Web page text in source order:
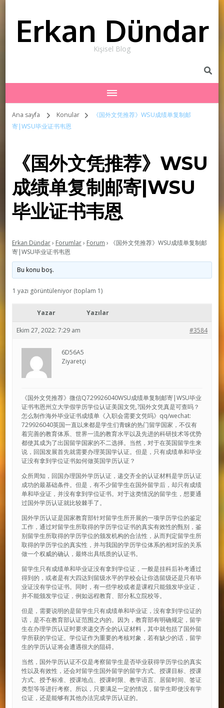
Erkan Dündar
Kişisel Blog
Ana sayfa Konular
《国外文凭推荐》WSU成绩单复制邮
寄|WSU毕业证书韦恩
《国外文凭推荐》WSU
成绩单复制邮寄|WSU
毕业证书韦恩
Erkan Dündar› Forumlar› Forum ›
《国外文凭推荐》WSU成绩单复制邮
寄|WSU毕业证书韦恩
Bu konu boş.
1 yazı görüntüleniyor (toplam 1)
Yazar Yazılar
Ekim 27, 2022: 7:29 am #3584
6D56A5
Ziyaretçi
《国外文凭推荐》微信Q729926040WSU成绩单复制邮寄|WSU毕业
证书韦恩州立大学假学历学位认证美国文凭,?国外文凭真是可查吗？
怎么制作海外毕业证书成绩单《入职会需要文凭吗》qq/wechat:
729926040英国一直以来都是学生们青睐的热门留学国家，不仅有
着完善的教育体系、世界一流的教育水平以及先进的科研技术等优势
都使其成为了出国留学国家的不二选择。当然，对于在英国留学生来
说，回国发展首先就需要办理英国学认证。但是，只有成绩单和毕业
证没有拿到学位证书如何做英国学历认证？
众所周知，回国办理国外学历认证，递交齐全的认证材料是学历认证
成功的最基础条件。但是，有不少留学生在国外留学后，却只有成绩
单和毕业证，并没有拿到学位证书。对于这类情况的留学生，想要通
过国外学历认证就比较棘手了。
国外学历认证是国家教育部针对留学生所开展的一项学历学位的鉴定
工作，通过对留学生所取得的学历学位证书的真实有效性的甄别，鉴
别留学生所取得的学历学位的颁发机构的合法性，从而判定留学生所
取得的学历学位的真实性，并与我国的学历学位体系的相对应的关系
做一个权威的确认，最终出具纸质的认证书。
留学生只有成绩单和毕业证没有拿到学位证，一般是挂科后补考通过
得到的，或者是有大四达到留级水平的学校会让你选留级还是只有毕
业证没有学位证书。同时，有一些学校或者是课程只能颁发毕业证，
并不能颁发学位证，例如远程教育、部分私立院校等。
但是，需要说明的是留学生只有成绩单和毕业证，没有拿到学位证的
话，是不在教育部认证范围之内的。因为，教育部有明确规定，留学
生在办理学历认证时要求递交齐全的认证材料，其中就包括了国外留
学所获的学位证。学位证作为重要的考核对象，若有缺少的话，留学
生的学历认证将会遭遇很大的阻碍。
当然，国外学历认证不仅是考察留学生是否毕业获得学历学位的真实
性以及有效性，还会对留学生国外留学的留学方式、授课目标、授课
方式、授予标准、授课地点、授课时限、教学语言、居留时间、签证
类型等等进行考察。所以，只要满足一定的情况，留学生即使没有学
位证，还是能够有其他办法完成学历认证的。